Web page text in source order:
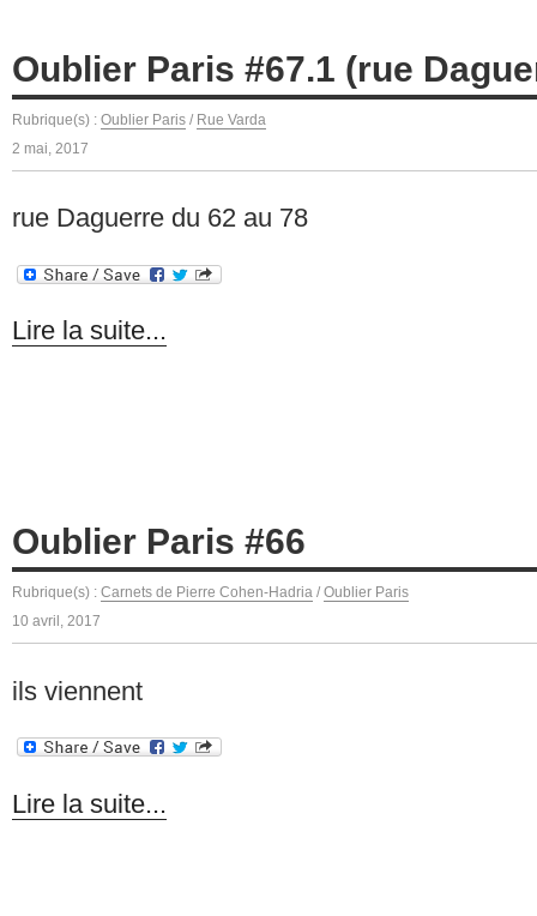
Oublier Paris #67.1 (rue
Rubrique(s) : Oublier Paris / Rue Varda
2 mai, 2017
rue Daguerre du 62 au 78
Lire la suite...
Oublier Paris #66
Rubrique(s) : Carnets de Pierre Cohen-Hadria / Oublier Paris
10 avril, 2017
ils viennent
Lire la suite...